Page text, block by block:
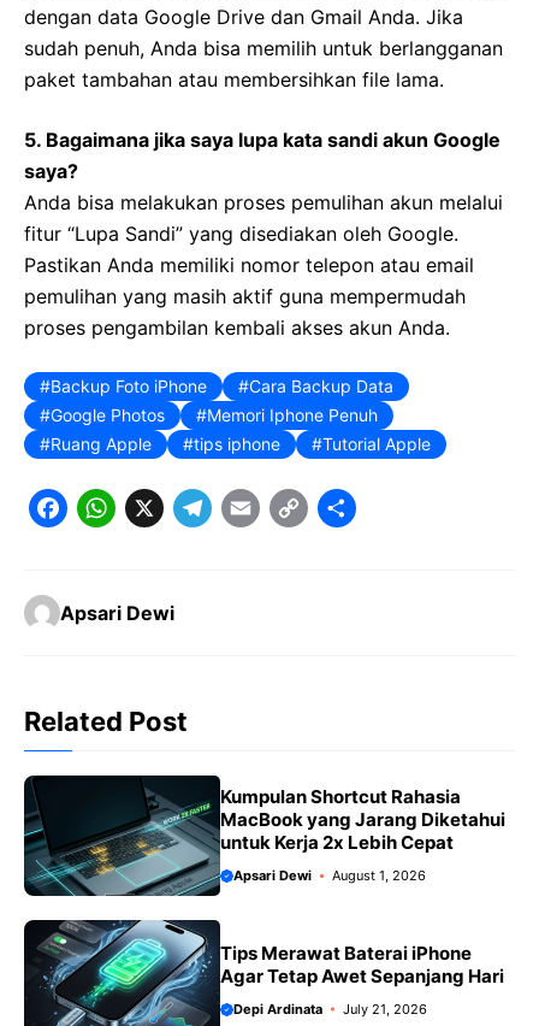
dengan data Google Drive dan Gmail Anda. Jika
sudah penuh, Anda bisa memilih untuk berlangganan
paket tambahan atau membersihkan file lama.
5. Bagaimana jika saya lupa kata sandi akun Google
saya?
Anda bisa melakukan proses pemulihan akun melalui
fitur “Lupa Sandi” yang disediakan oleh Google.
Pastikan Anda memiliki nomor telepon atau email
pemulihan yang masih aktif guna mempermudah
proses pengambilan kembali akses akun Anda.
Backup Foto iPhone
Cara Backup Data
Google Photos
Memori Iphone Penuh
Ruang Apple
tips iphone Tutorial Apple
F
c
e
o
o
k
W
t
A
p
p
X T
r
a
m
E C
k
S
Apsari Dewi
Related Post
Kumpulan Shortcut Rahasia
MacBook yang Jarang Diketahui
untuk Kerja 2x Lebih Cepat
Apsari Dewi August 1, 2026
Tips Merawat Baterai iPhone
Agar Tetap Awet Sepanjang Hari
Depi Ardinata July 21, 2026